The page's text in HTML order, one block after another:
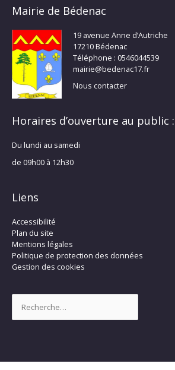
Mairie de Bédenac
19 avenue Anne d’Autriche
17210 Bédenac
Téléphone : 0546044539
mairie@bedenac17.fr
Nous contacter
Horaires d’ouverture au public :
Du lundi au samedi
de 09h00 à 12h30
Liens
Accessibilité
Plan du site
Mentions légales
Politique de protection des données
Gestion des cookies